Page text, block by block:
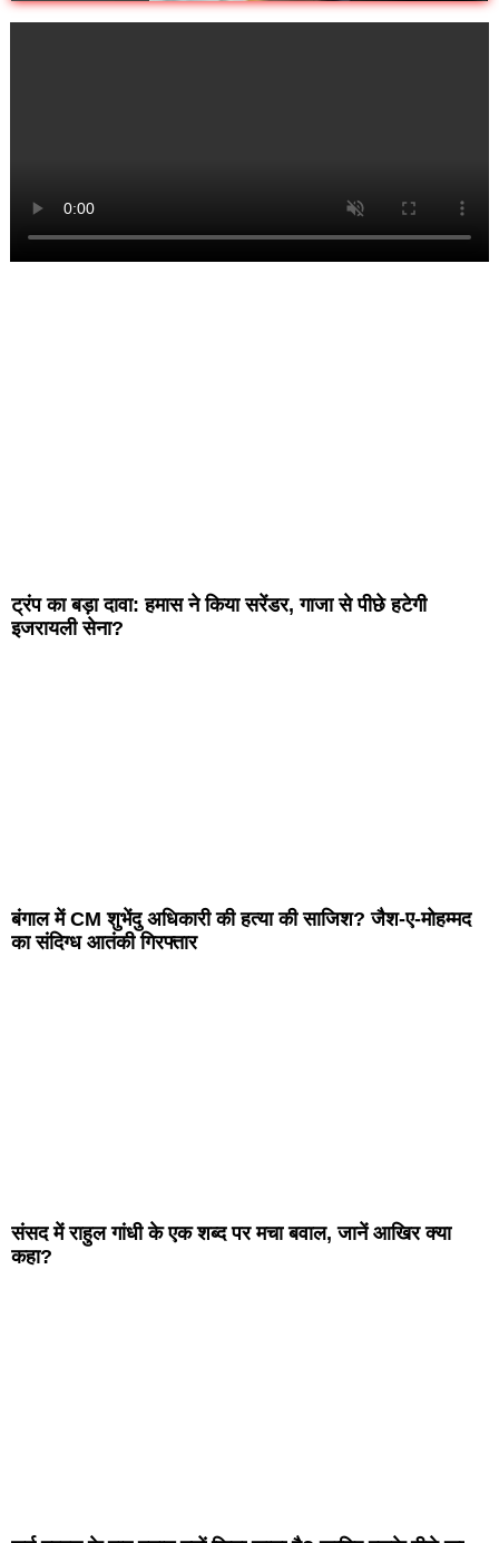
ट्रंप का बड़ा दावा: हमास ने किया सरेंडर, गाजा से पीछे हटेगी
इजरायली सेना?
बंगाल में CM शुभेंदु अधिकारी की हत्या की साजिश? जैश-ए-मोहम्मद
का संदिग्ध आतंकी गिरफ्तार
संसद में राहुल गांधी के एक शब्द पर मचा बवाल, जानें आखिर क्या
कहा?